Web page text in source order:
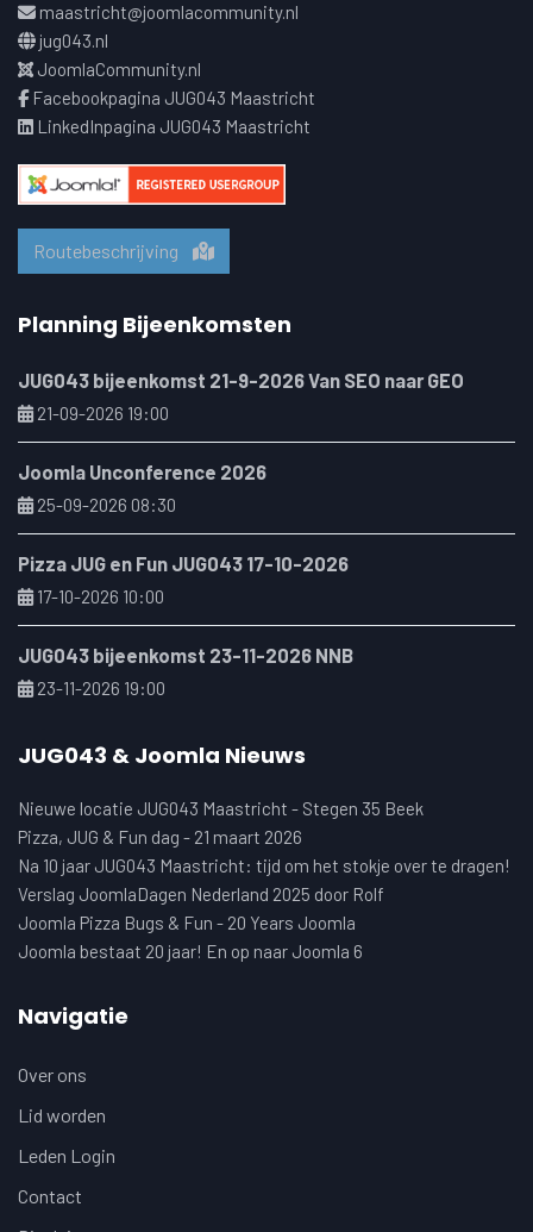
maastricht@joomlacommunity.nl
jug043.nl
JoomlaCommunity.nl
Facebookpagina JUG043 Maastricht
LinkedInpagina JUG043 Maastricht
Routebeschrijving
Planning Bijeenkomsten
JUG043 bijeenkomst 21-9-2026 Van SEO naar GEO
21-09-2026 19:00
Joomla Unconference 2026
25-09-2026 08:30
Pizza JUG en Fun JUG043 17-10-2026
17-10-2026 10:00
JUG043 bijeenkomst 23-11-2026 NNB
23-11-2026 19:00
JUG043 & Joomla Nieuws
Nieuwe locatie JUG043 Maastricht - Stegen 35 Beek
Pizza, JUG & Fun dag - 21 maart 2026
Na 10 jaar JUG043 Maastricht: tijd om het stokje over te dragen!
Verslag JoomlaDagen Nederland 2025 door Rolf
Joomla Pizza Bugs & Fun - 20 Years Joomla
Joomla bestaat 20 jaar! En op naar Joomla 6
Navigatie
Over ons
Lid worden
Leden Login
Contact